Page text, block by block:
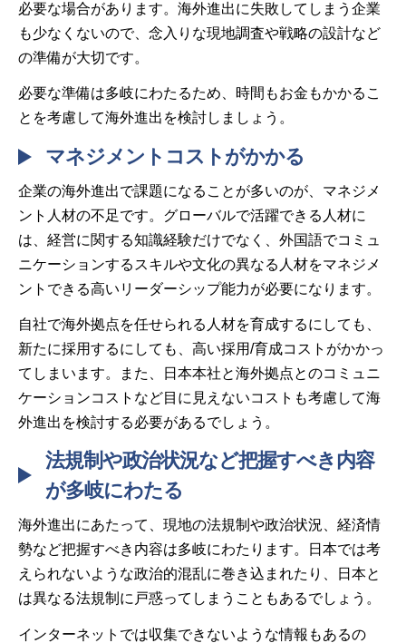
必要な場合があります。海外進出に失敗してしまう企業
も少なくないので、念入りな現地調査や戦略の設計など
の準備が大切です。
必要な準備は多岐にわたるため、時間もお金もかかるこ
とを考慮して海外進出を検討しましょう。
マネジメントコストがかかる
企業の海外進出で課題になることが多いのが、マネジメ
ント人材の不足です。グローバルで活躍できる人材に
は、経営に関する知識経験だけでなく、外国語でコミュ
ニケーションするスキルや文化の異なる人材をマネジメ
ントできる高いリーダーシップ能力が必要になります。
自社で海外拠点を任せられる人材を育成するにしても、
新たに採用するにしても、高い採用/育成コストがかかっ
てしまいます。また、日本本社と海外拠点とのコミュニ
ケーションコストなど目に見えないコストも考慮して海
外進出を検討する必要があるでしょう。
法規制や政治状況など把握すべき内容
が多岐にわたる
海外進出にあたって、現地の法規制や政治状況、経済情
勢など把握すべき内容は多岐にわたります。日本では考
えられないような政治的混乱に巻き込まれたり、日本と
は異なる法規制に戸惑ってしまうこともあるでしょう。
インターネットでは収集できないような情報もあるの